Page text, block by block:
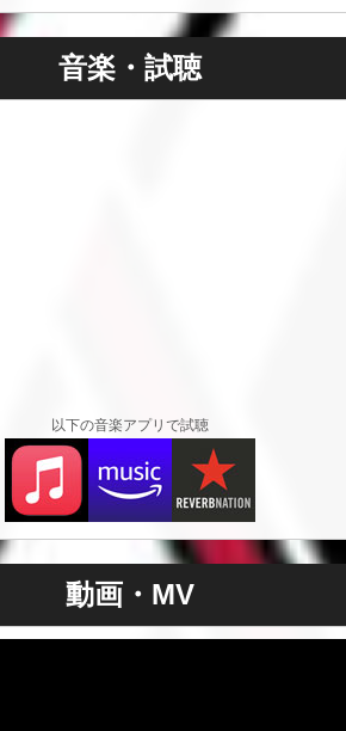
音楽・試聴
以下の音楽アプリで試聴
動画・MV